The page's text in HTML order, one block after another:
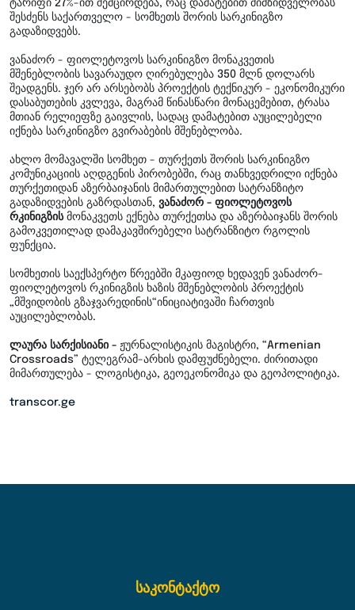
ტარიფი 27%-ით შემცირდება, რაც დამატებით მიმზიდველობას
შესძენს საქართველო - სომხეთს შორის სარკინიგზო
გადაზიდვებს.
ვანაძორ - ფიოლეტოვოს სარკინიგზო მონაკვეთის
მშენებლობის სავარაუდო ღირებულება 350 მლნ დოლარს
შეადგენს. ჯერ არ არსებობს პროექტის ტექნიკურ - ეკონომიკური
დასაბუთების კვლევა, მაგრამ წინასწარი მონაცემებით, ტრასა
მთიან რელიეფზე გაივლის, სადაც დამატებით აუცილებელი
იქნება სარკინიგზო გვირაბების მშენებლობა.
ახლო მომავალში სომხეთ - თურქეთს შორის სარკინიგზო
კომუნიკაციის აღდგენის პირობებში, რაც თანხვედრილი იქნება
თურქეთიდან აზერბაიჯანის მიმართულებით სატრანზიტო
გადაზიდვების გაზრდასთან, ვანაძორ - ფიოლეტოვოს
რკინიგზისმონაკვეთს ექნება თურქეთსა და აზერბაიჯანს შორის
გამოკვეთილად დამაკავშირებელი სატრანზიტო რგოლის
ფუნქცია.
სომხეთის საექსპერტო წრეებში მკაფიოდ ხედავენ ვანაძორ-
ფიოლეტოვოს რკინიგზის ხაზის მშენებლობის პროექტის
„მშვიდობის გზაჯვარედინის“ინიციატივაში ჩართვის
აუცილებლობას.
ლაურა სარქისიანი - ჟურნალისტიკის მაგისტრი, “Armenian
Crossroads” ტელეგრამ-არხის დამფუძნებელი. ძირითადი
მიმართულება - ლოგისტიკა, გეოეკონომიკა და გეოპოლიტიკა.
transcor.ge
საკონტაქტო